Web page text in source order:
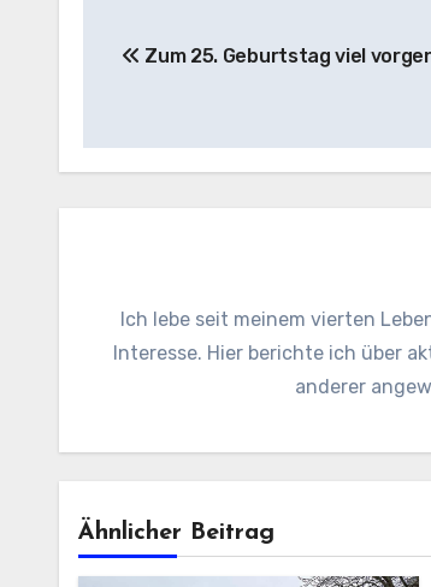
Zum 25. Geburtstag viel
Ich lebe seit meinem vierten
Interesse. Hier berichte ich über
anderer
Ähnlicher Beitrag